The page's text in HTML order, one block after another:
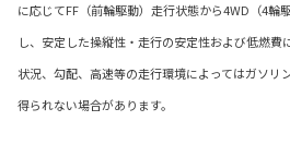
に応じてFF（前輪駆動）走行状態から4WD（4輪
し、安定した操縦性・走行の安定性および低燃
状況、勾配、高速等の走行環境によってはガソリ
得られない場合があります。